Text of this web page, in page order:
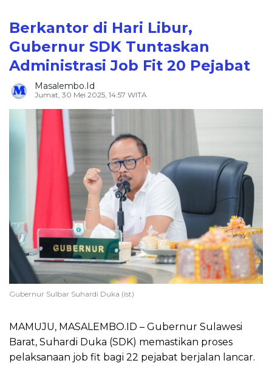
Berkantor di Hari Libur,
Gubernur SDK Tuntaskan
Administrasi Job Fit 20 Pejabat
Masalembo.id
Jumat, 30 Mei 2025, 14:57 WITA
Gubernur Sulbar Suhardi Duka (ist)
MAMUJU, MASALEMBO.ID – Gubernur Sulawesi
Barat, Suhardi Duka (SDK) memastikan proses
pelaksanaan job fit bagi 22 pejabat berjalan lancar.